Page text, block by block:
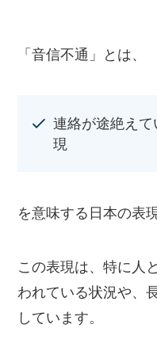
「音信不通」とは、
連絡が途絶え
現
を意味する日本の表
この表現は、特に人
われている状況や、
しています。